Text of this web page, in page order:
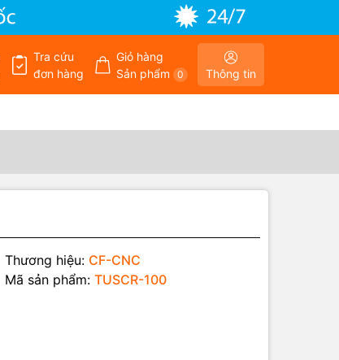
Tra cứu
đơn hàng
Giỏ hàng
Sản phẩm 0 Thông tin
Thương hiệu: CF-CNC
Mã sản phẩm: TUSCR-100